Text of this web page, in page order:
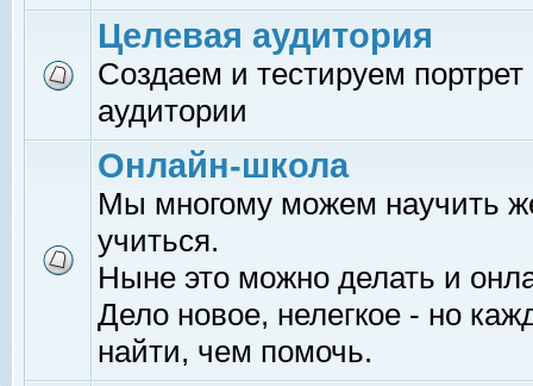
Целевая аудитория
Создаем и тестируем
аудитории
Онлайн-школа
Мы многому можем научить
учиться.
Ныне это можно делать и
Дело новое, нелегкое - но
найти, чем помочь.